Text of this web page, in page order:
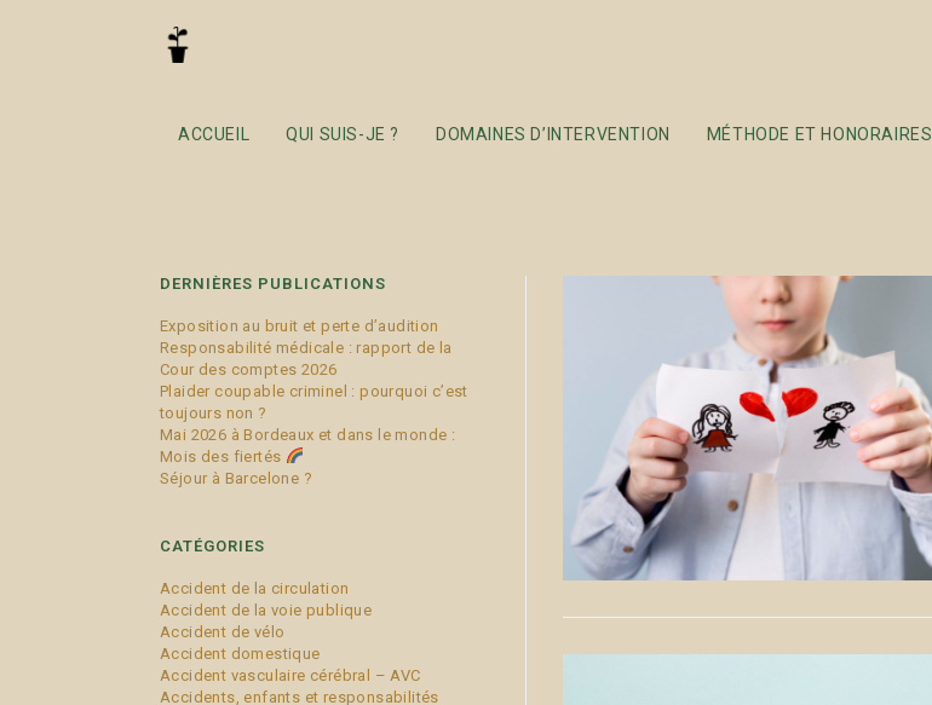
ACCUEIL QUI SUIS-JE ? DOMAINES D’INTERVENTION MÉTHODE ET HONORAIRES
conséquences civiles et familiales
DERNIÈRES PUBLICATIONS
Exposition au bruit et perte d’audition
Responsabilité médicale : rapport de la
Cour des comptes 2026
Plaider coupable criminel : pourquoi c’est
toujours non ?
Mai 2026 à Bordeaux et dans le monde :
Mois des fiertés
Séjour à Barcelone ?
CATÉGORIES
Accident de la circulation
Accident de la voie publique
Accident de vélo
Accident domestique
Accident vasculaire cérébral – AVC
Accidents, enfants et responsabilités